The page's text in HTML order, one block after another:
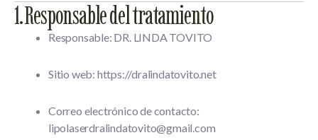
1. Responsable del tratamiento
Responsable: DR. LINDA TOVITO
Sitio web: https://dralindatovito.net
Correo electrónico de contacto:
lipolaserdralindatovito@gmail.com